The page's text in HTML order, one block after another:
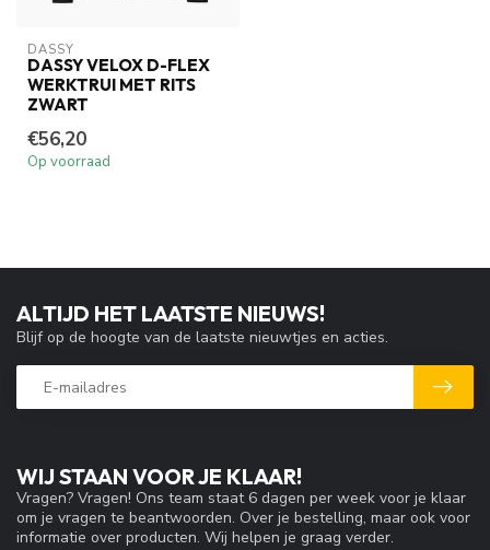
DASSY
DASSY VELOX D-FLEX
WERKTRUI MET RITS
ZWART
€56,20
Op voorraad
WIJ STAAN VOOR JE KLAAR!
Vragen? Vragen! Ons team staat 6 dagen per week voor je klaar
om je vragen te beantwoorden. Over je bestelling, maar ook voor
informatie over producten. Wij helpen je graag verder.
ALTIJD HET LAATSTE NIEUWS!
Blijf op de hoogte van de laatste nieuwtjes en acties.